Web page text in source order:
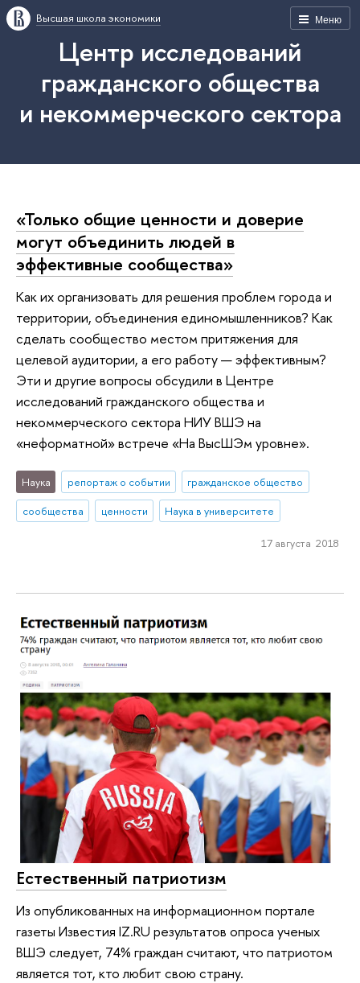
Меню
Высшая школа экономики
Центр исследований
гражданского общества
и некоммерческого сектора
«Только общие ценности и доверие
могут объединить людей в
эффективные сообщества»
Как их организовать для решения проблем города и
территории, объединения единомышленников? Как
сделать сообщество местом притяжения для
целевой аудитории, а его работу — эффективным?
Эти и другие вопросы обсудили в Центре
исследований гражданского общества и
некоммерческого сектора НИУ ВШЭ на
«неформатной» встрече «На ВысШЭм уровне».
Наука репортаж о событии
гражданское общество
сообщества
ценности Наука в университете
17 августа 2018
Естественный патриотизм
Из опубликованных на информационном портале
газеты Известия IZ.RU результатов опроса ученых
ВШЭ следует, 74% граждан считают, что патриотом
является тот, кто любит свою страну.